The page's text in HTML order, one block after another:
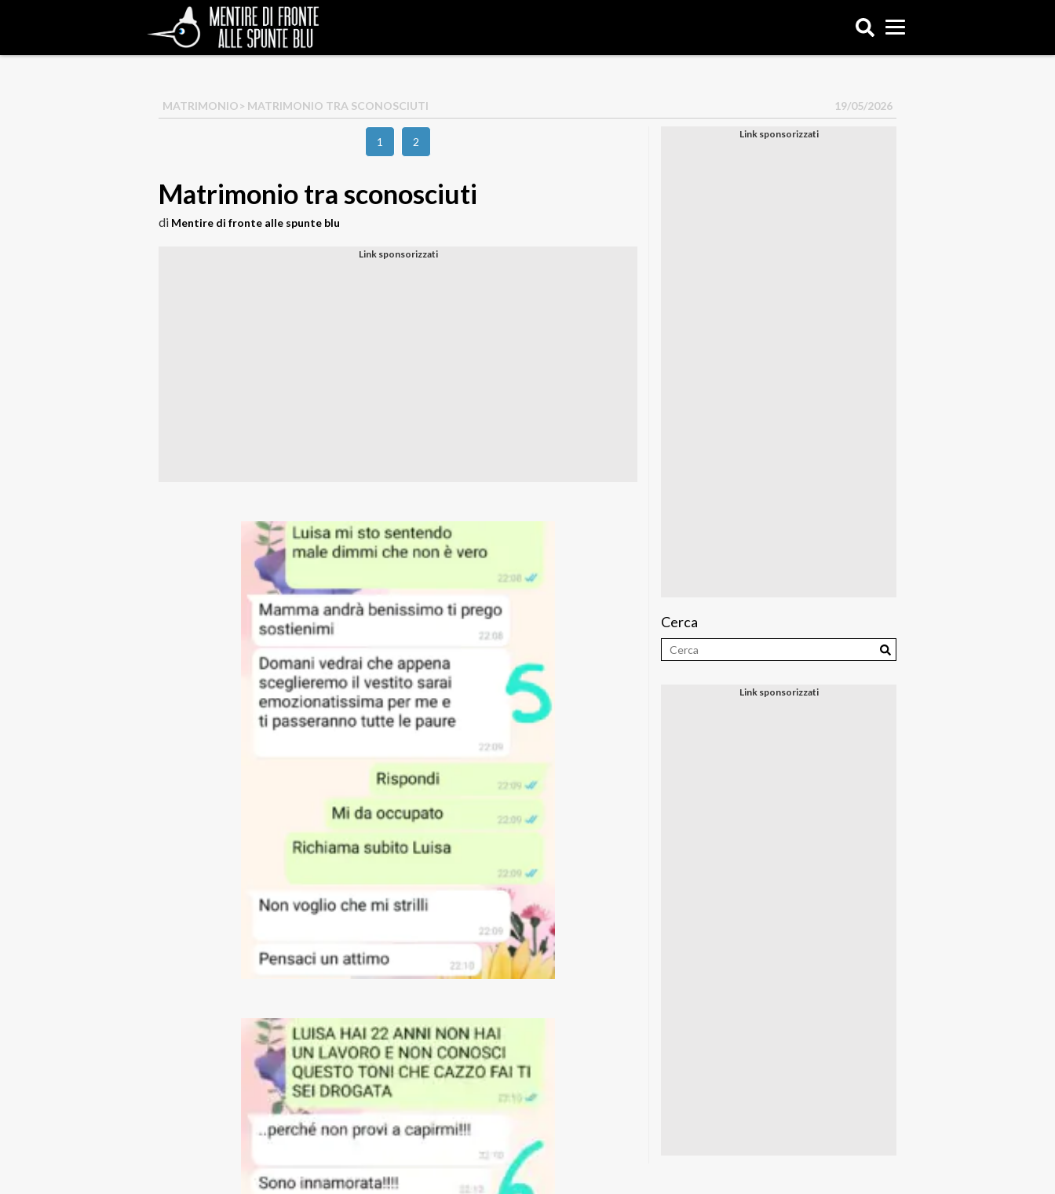
MATRIMONIO> MATRIMONIO TRA SCONOSCIUTI 19/05/2026
1 2
Matrimonio tra sconosciuti
di Mentire di fronte alle spunte blu
Cerca